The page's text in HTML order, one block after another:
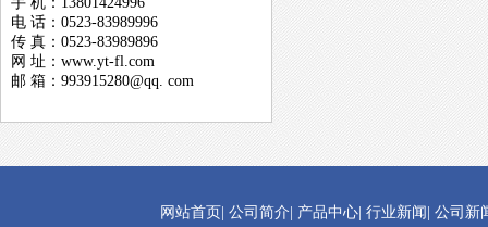
电 话：0523-83989996
传 真：0523-83989896
网 址：www.yt-fl.com
邮 箱：993915280@qq. com
网站首页 公司简介 产品中心 行业新闻 公司新